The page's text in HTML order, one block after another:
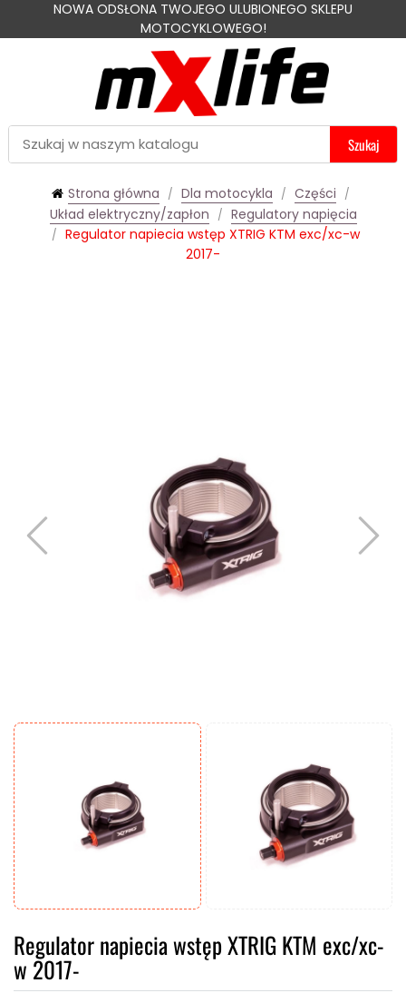
NOWA ODSŁONA TWOJEGO ULUBIONEGO SKLEPU
MOTOCYKLOWEGO!
Szukaj
Strona główna Dla motocykla
Części
Układ elektryczny/zapłon
Regulatory napięcia
Regulator napiecia wstęp XTRIG KTM exc/xc-w
2017-
Regulator napiecia wstęp XTRIG KTM exc/xc-
w 2017-